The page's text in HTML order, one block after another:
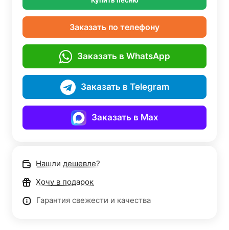
Заказать по телефону
Заказать в WhatsApp
Заказать в Telegram
Заказать в Max
Нашли дешевле?
Хочу в подарок
Гарантия свежести и качества